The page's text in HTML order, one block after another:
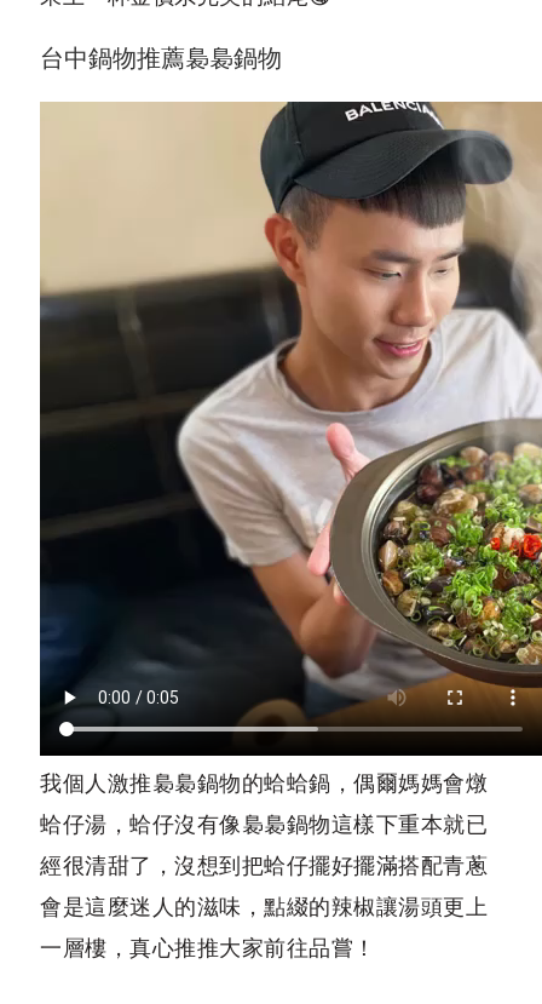
台中鍋物推薦裊裊鍋物
我個人激推裊裊鍋物的蛤蛤鍋，偶爾媽媽會燉
蛤仔湯，蛤仔沒有像裊裊鍋物這樣下重本就已
經很清甜了，沒想到把蛤仔擺好擺滿搭配青蔥
會是這麼迷人的滋味，點綴的辣椒讓湯頭更上
一層樓，真心推推大家前往品嘗！